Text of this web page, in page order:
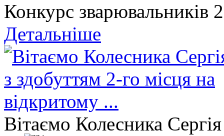
Конкурс зварювальників
Детальніше
Вітаємо Колесника